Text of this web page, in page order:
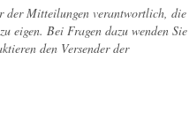
der Mitteilungen verantwortlich, die
eigen. Bei Fragen dazu wenden Sie
den Versender der